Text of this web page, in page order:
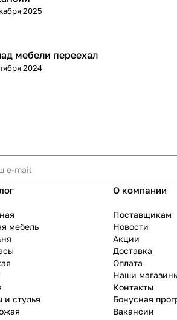
2025
мебели переехал
2024
мебель
и стулья
О компании
Поставщикам
Новости
Акции
Доставка
Оплата
Наши
Контакты
Бонусная
Вакансии